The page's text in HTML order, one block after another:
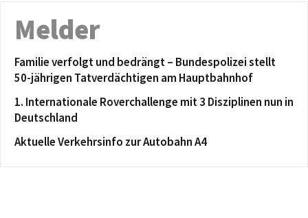
Melder
Familie verfolgt und bedrängt – Bundespolizei stellt
50-jährigen Tatverdächtigen am Hauptbahnhof
1. Internationale Roverchallenge mit 3 Disziplinen nun in
Deutschland
Aktuelle Verkehrsinfo zur Autobahn A4